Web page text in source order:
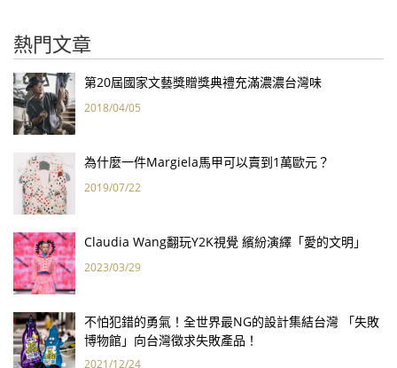
熱門文章
第20屆國家文藝獎贈獎典禮充滿濃濃台灣味
2018/04/05
為什麼一件Margiela馬甲可以賣到1萬歐元？
2019/07/22
Claudia Wang翻玩Y2K視覺 繽紛演繹「愛的文明」
2023/03/29
不怕犯錯的勇氣！全世界最NG的設計集結台灣 「失敗
博物館」向台灣徵求失敗產品！
2021/12/24